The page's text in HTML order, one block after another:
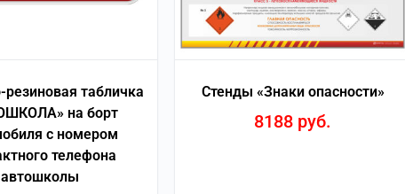
резиновая табличка
на борт
с номером
телефона
автошколы
Стенды «Знаки опасности»
8188 руб.